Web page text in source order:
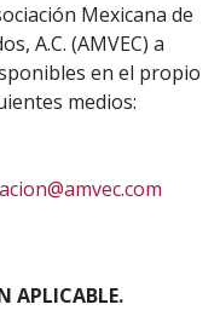
Mexicana de
A.C. (AMVEC) a
en el propio
medios:
APLICABLE.